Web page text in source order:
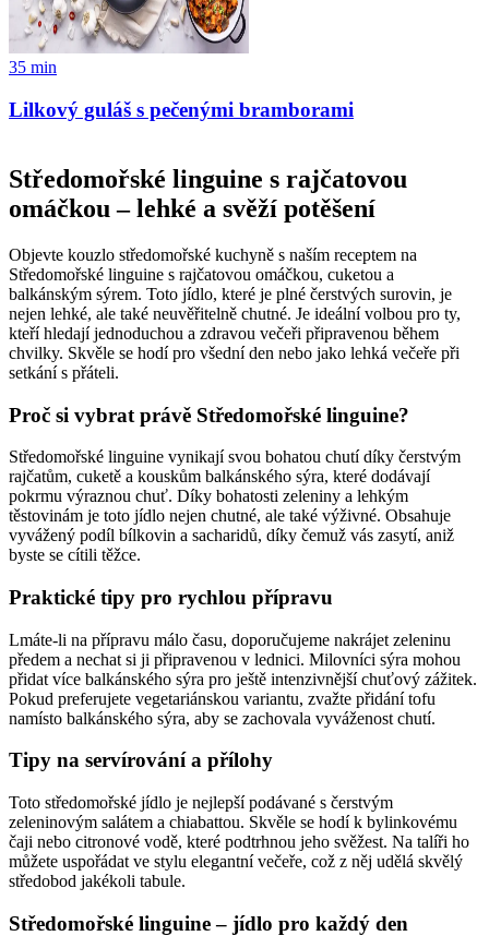
35 min
Lilkový guláš s pečenými bramborami
Středomořské linguine s rajčatovou
omáčkou – lehké a svěží potěšení
Objevte kouzlo středomořské kuchyně s naším receptem na
Středomořské linguine s rajčatovou omáčkou, cuketou a
balkánským sýrem. Toto jídlo, které je plné čerstvých surovin, je
nejen lehké, ale také neuvěřitelně chutné. Je ideální volbou pro ty,
kteří hledají jednoduchou a zdravou večeři připravenou během
chvilky. Skvěle se hodí pro všední den nebo jako lehká večeře při
setkání s přáteli.
Proč si vybrat právě Středomořské linguine?
Středomořské linguine vynikají svou bohatou chutí díky čerstvým
rajčatům, cuketě a kouskům balkánského sýra, které dodávají
pokrmu výraznou chuť. Díky bohatosti zeleniny a lehkým
těstovinám je toto jídlo nejen chutné, ale také výživné. Obsahuje
vyvážený podíl bílkovin a sacharidů, díky čemuž vás zasytí, aniž
byste se cítili těžce.
Praktické tipy pro rychlou přípravu
Lmáte-li na přípravu málo času, doporučujeme nakrájet zeleninu
předem a nechat si ji připravenou v lednici. Milovníci sýra mohou
přidat více balkánského sýra pro ještě intenzivnější chuťový zážitek.
Pokud preferujete vegetariánskou variantu, zvažte přidání tofu
namísto balkánského sýra, aby se zachovala vyváženost chutí.
Tipy na servírování a přílohy
Toto středomořské jídlo je nejlepší podávané s čerstvým
zeleninovým salátem a chiabattou. Skvěle se hodí k bylinkovému
čaji nebo citronové vodě, které podtrhnou jeho svěžest. Na talíři ho
můžete uspořádat ve stylu elegantní večeře, což z něj udělá skvělý
středobod jakékoli tabule.
Středomořské linguine – jídlo pro každý den